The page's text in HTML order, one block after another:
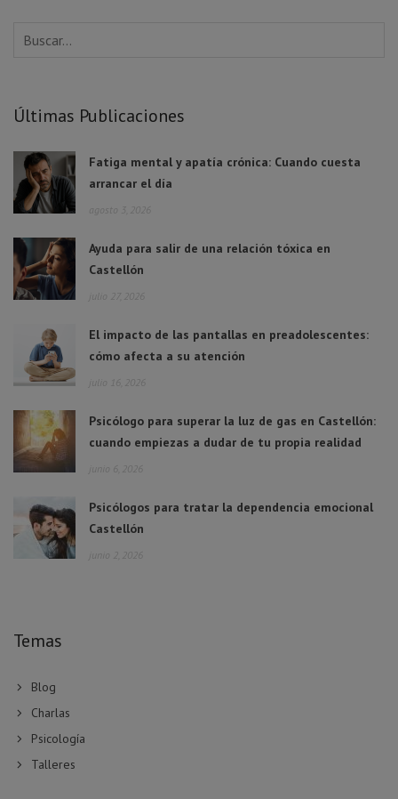
Últimas Publicaciones
Fatiga mental y apatía crónica: Cuando cuesta
arrancar el día
agosto 3, 2026
Ayuda para salir de una relación tóxica en
Castellón
julio 27, 2026
El impacto de las pantallas en preadolescentes:
cómo afecta a su atención
julio 16, 2026
Psicólogo para superar la luz de gas en Castellón:
cuando empiezas a dudar de tu propia realidad
junio 6, 2026
Psicólogos para tratar la dependencia emocional
Castellón
junio 2, 2026
Temas
Blog
Charlas
Psicología
Talleres